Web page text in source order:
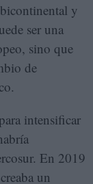
y
ser una
sino que
de
intensificar
En 2019
un